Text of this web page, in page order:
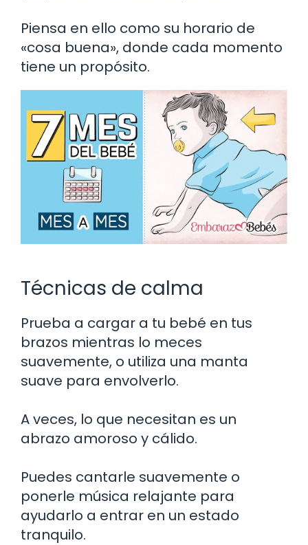
Piensa en ello como su horario de
«cosa buena», donde cada momento
tiene un propósito.
Técnicas de calma
Prueba a cargar a tu bebé en tus
brazos mientras lo meces
suavemente, o utiliza una manta
suave para envolverlo.
A veces, lo que necesitan es un
abrazo amoroso y cálido.
Puedes cantarle suavemente o
ponerle música relajante para
ayudarlo a entrar en un estado
tranquilo.